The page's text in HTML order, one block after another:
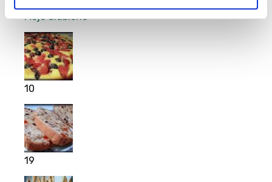
Moje ulubione
10
19